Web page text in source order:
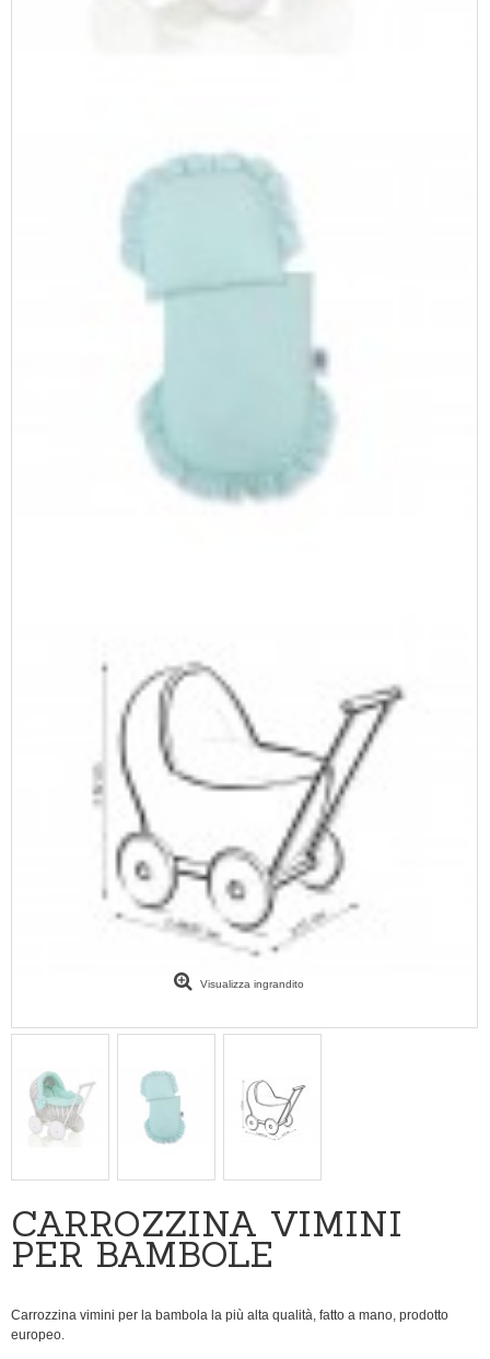
Visualizza ingrandito
CARROZZINA VIMINI
PER BAMBOLE
Carrozzina vimini per la bambola la più alta qualità, fatto a mano, prodotto
europeo.